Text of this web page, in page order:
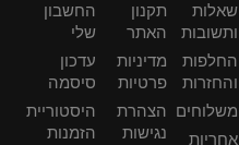
שאלות
ותשובות
החלפות
והחזרות
משלוחים
אחריות
תקנון
האתר
מדיניות
פרטיות
הצהרת
נגישות
החשבון
שלי
עדכון
סיסמה
היסטוריית
הזמנות